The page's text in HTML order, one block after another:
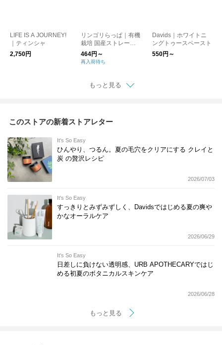
LIFE IS A JOURNEY!
｜ティンシャ
2,750円
リンゴリらっぱ｜有機
栽培 国産ストレート1
00% りんごジュース
464円～
再入荷待ち
Davids｜ホワイトニ
ングトゥースペースト
550円～
もっと見る
このストアの新着ストアレター
It's So Easy
ひんやり、つるん。夏の毛穴をクリアにする クレイと
炭 の贅沢レシピ
2026/07/03
It's So Easy
すっきりとみずみずしく、Davidsではじめる夏の爽や
かなオーラルケア
2026/06/29
It's So Easy
日差しに負けない透明感、URB APOTHECARYではじ
める初夏のボタニカルスキンケア
2026/06/28
もっと見る